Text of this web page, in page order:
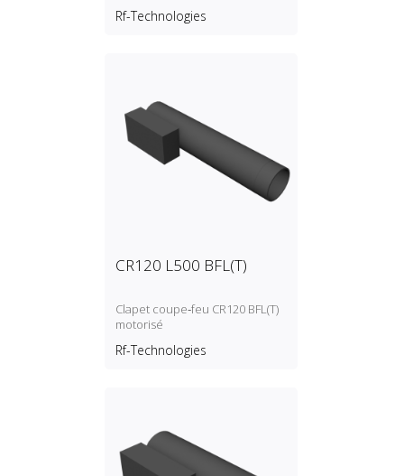
Rf-Technologies
CR120 L500 BFL(T)
Clapet coupe‑feu CR120 BFL(T)
motorisé
Rf-Technologies